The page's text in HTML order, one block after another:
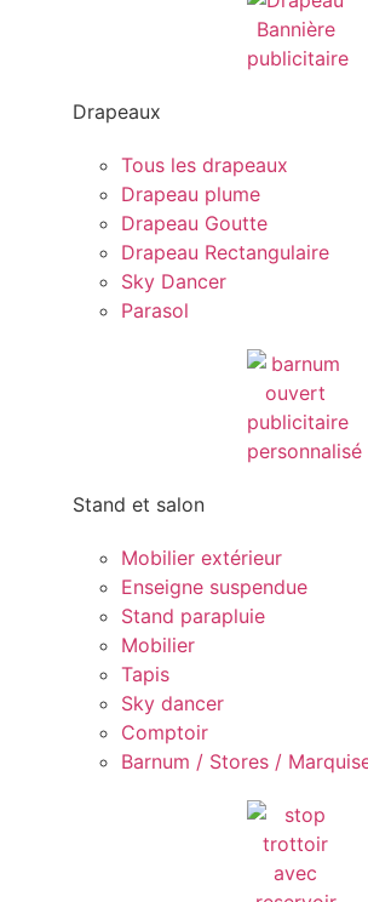
Drapeaux
Tous les drapeaux
Drapeau plume
Drapeau Goutte
Drapeau Rectangulaire
Sky Dancer
Parasol
Stand et salon
Mobilier extérieur
Enseigne suspendue
Stand parapluie
Mobilier
Tapis
Sky dancer
Comptoir
Barnum / Stores /